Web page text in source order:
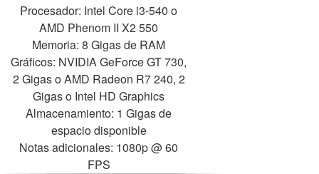
Procesador: Intel Core i3-540 o
AMD Phenom II X2 550
Memoria: 8 Gigas de RAM
Gráficos: NVIDIA GeForce GT 730,
2 Gigas o AMD Radeon R7 240, 2
Gigas o Intel HD Graphics
Almacenamiento: 1 Gigas de
espacio disponible
Notas adicionales: 1080p @ 60
FPS